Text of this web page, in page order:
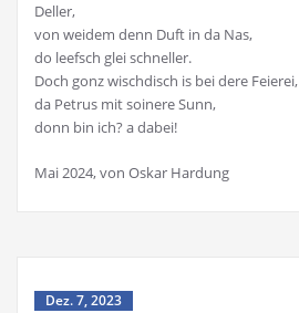
Deller,
von weidem denn Duft in da Nas,
do leefsch glei schneller.
Doch gonz wischdisch is bei dere Feierei,
da Petrus mit soinere Sunn,
donn bin ich? a dabei!
Mai 2024, von Oskar Hardung
Dez. 7, 2023